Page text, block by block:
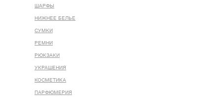
ШАРФЫ
НИЖНЕЕ БЕЛЬЕ
СУМКИ
РЕМНИ
РЮКЗАКИ
УКРАШЕНИЯ
КОСМЕТИКА
ПАРФЮМЕРИЯ